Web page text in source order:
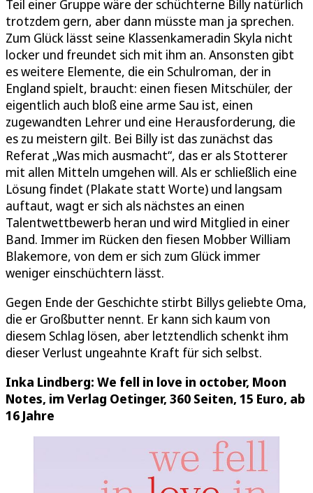
Teil einer Gruppe wäre der schüchterne Billy natürlich
trotzdem gern, aber dann müsste man ja sprechen.
Zum Glück lässt seine Klassenkameradin Skyla nicht
locker und freundet sich mit ihm an. Ansonsten gibt
es weitere Elemente, die ein Schulroman, der in
England spielt, braucht: einen fiesen Mitschüler, der
eigentlich auch bloß eine arme Sau ist, einen
zugewandten Lehrer und eine Herausforderung, die
es zu meistern gilt. Bei Billy ist das zunächst das
Referat „Was mich ausmacht“, das er als Stotterer
mit allen Mitteln umgehen will. Als er schließlich eine
Lösung findet (Plakate statt Worte) und langsam
auftaut, wagt er sich als nächstes an einen
Talentwettbewerb heran und wird Mitglied in einer
Band. Immer im Rücken den fiesen Mobber William
Blakemore, von dem er sich zum Glück immer
weniger einschüchtern lässt.
Gegen Ende der Geschichte stirbt Billys geliebte Oma,
die er Großbutter nennt. Er kann sich kaum von
diesem Schlag lösen, aber letztendlich schenkt ihm
dieser Verlust ungeahnte Kraft für sich selbst.
Inka Lindberg: We fell in love in october, Moon
Notes, im Verlag Oetinger, 360 Seiten, 15 Euro, ab
16 Jahre